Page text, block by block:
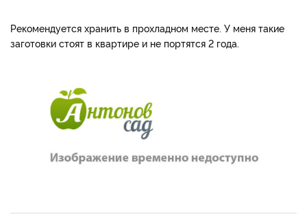
Рекомендуется хранить в прохладном месте. У меня такие
заготовки стоят в квартире и не портятся 2 года.